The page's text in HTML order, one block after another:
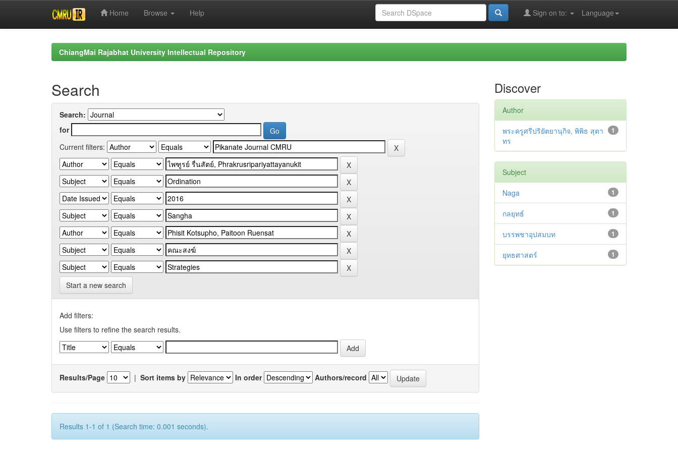
Home Browse Help Language
Sign on to:
ChiangMai Rajabhat University Intellectual Repository
Search
Search:
for
Current filters:
Start a new search
Add filters:
Use filters to refine the search results.
Results/Page | Sort items by In order Authors/record
Results 1-1 of 1 (Search time: 0.001 seconds).
Discover
Author
1
พระครูศรีปริยัตยานุกิจ, พิพิธ สุตา
ทร
Subject
1
Naga
1
กลยุทธ์
1
บรรพชาอุปสมบท
1
ยุทธศาสตร์